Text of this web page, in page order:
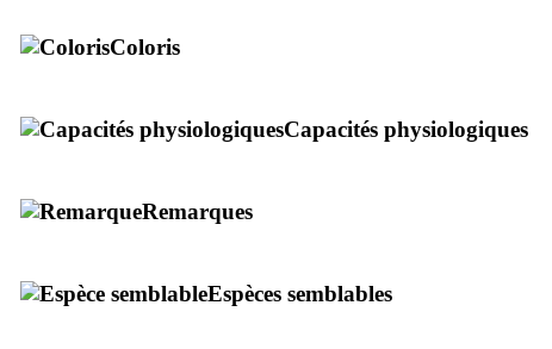
Coloris
Capacités physiologiques
Remarques
Espèces semblables